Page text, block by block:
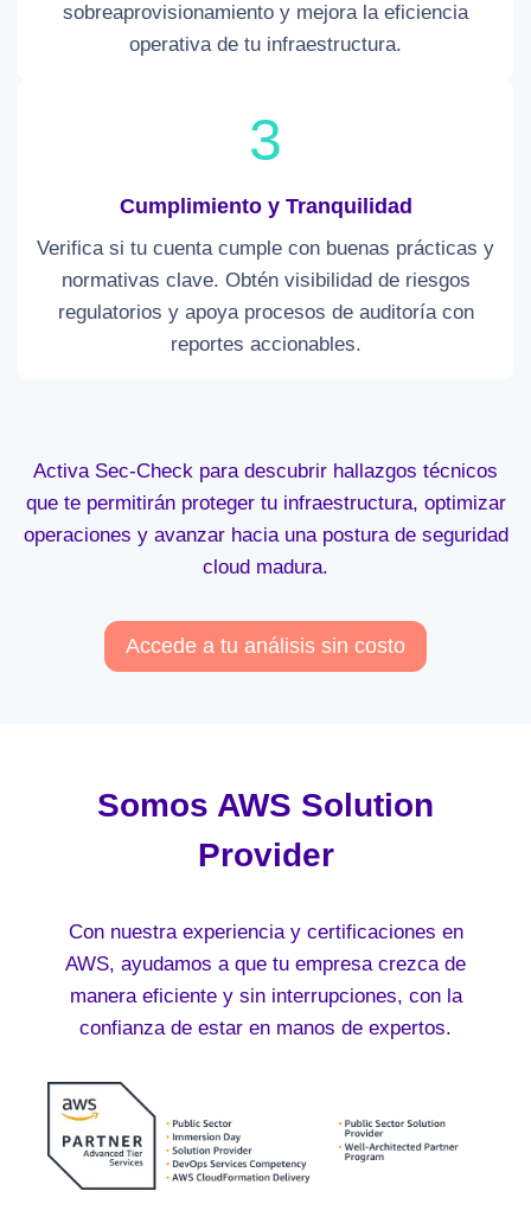
sobreaprovisionamiento y mejora la eficiencia
operativa de tu infraestructura.
3
Cumplimiento y Tranquilidad
Verifica si tu cuenta cumple con buenas prácticas y
normativas clave. Obtén visibilidad de riesgos
regulatorios y apoya procesos de auditoría con
reportes accionables.
Activa Sec-Check para descubrir hallazgos técnicos
que te permitirán proteger tu infraestructura, optimizar
operaciones y avanzar hacia una postura de seguridad
cloud madura.
Accede a tu análisis sin costo
Somos AWS Solution
Provider
Con nuestra experiencia y certificaciones en
AWS, ayudamos a que tu empresa crezca de
manera eficiente y sin interrupciones, con la
confianza de estar en manos de expertos.